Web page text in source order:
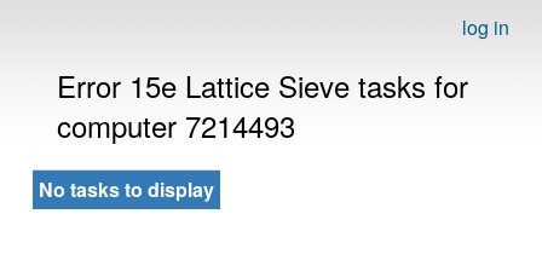
log in
Error 15e Lattice Sieve tasks for
computer 7214493
No tasks to display